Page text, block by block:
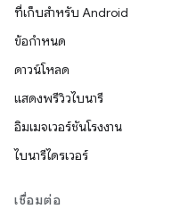
ที่เก็บสำหรับ Android
ข้อกำหนด
ดาวน์โหลด
แสดงพรีวิวไบนารี
อิมเมจเวอร์ชันโรงงาน
ไบนารีไดรเวอร์
เชื่อมต่อ